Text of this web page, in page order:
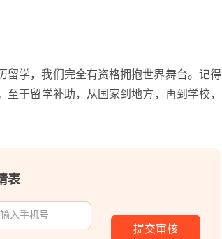
学，我们完全有资格拥抱世界舞台。记得
于留学补助，从国家到地方，再到学校，
表